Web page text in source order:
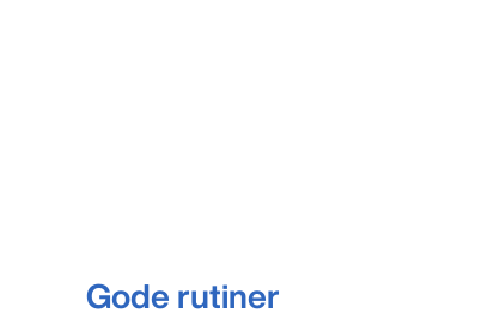
Gode rutiner